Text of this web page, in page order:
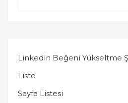
Linkedin Beğeni Yükseltme
Liste
Sayfa Listesi